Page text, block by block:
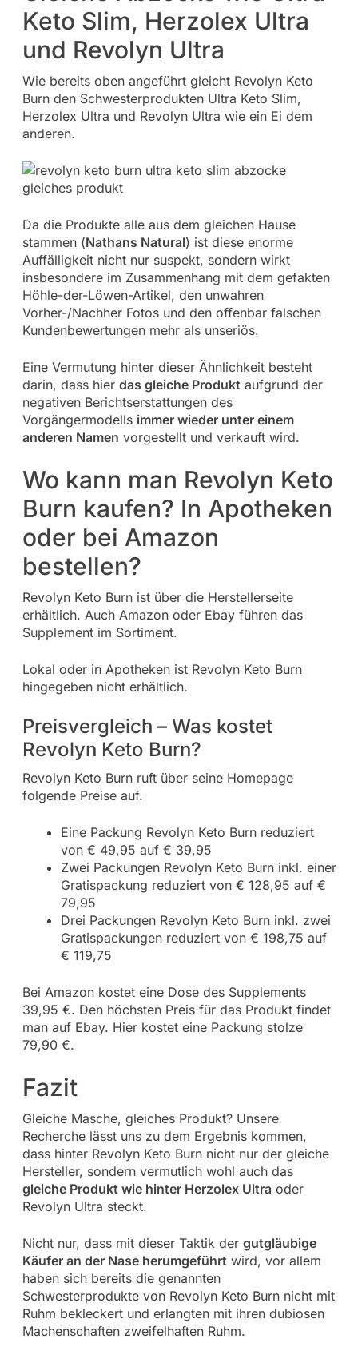
Keto Slim, Herzolex Ultra
und Revolyn Ultra
Wie bereits oben angeführt gleicht Revolyn Keto
Burn den Schwesterprodukten Ultra Keto Slim,
Herzolex Ultra und Revolyn Ultra wie ein Ei dem
anderen.
Da die Produkte alle aus dem gleichen Hause
stammen (Nathans Natural) ist diese enorme
Auffälligkeit nicht nur suspekt, sondern wirkt
insbesondere im Zusammenhang mit dem gefakten
Höhle-der-Löwen-Artikel, den unwahren
Vorher-/Nachher Fotos und den offenbar falschen
Kundenbewertungen mehr als unseriös.
Eine Vermutung hinter dieser Ähnlichkeit besteht
darin, dass hier das gleiche Produktaufgrund der
negativen Berichtserstattungen des
Vorgängermodells immer wieder unter einem
anderen Namen vorgestellt und verkauft wird.
Wo kann man Revolyn Keto
Burn kaufen? In Apotheken
oder bei Amazon
bestellen?
Revolyn Keto Burn ist über die Herstellerseite
erhältlich. Auch Amazon oder Ebay führen das
Supplement im Sortiment.
Lokal oder in Apotheken ist Revolyn Keto Burn
hingegeben nicht erhältlich.
Preisvergleich – Was kostet
Revolyn Keto Burn?
Revolyn Keto Burn ruft über seine Homepage
folgende Preise auf.
Eine Packung Revolyn Keto Burn reduziert
von € 49,95 auf € 39,95
Zwei Packungen Revolyn Keto Burn inkl. einer
Gratispackung reduziert von € 128,95 auf €
79,95
Drei Packungen Revolyn Keto Burn inkl. zwei
Gratispackungen reduziert von € 198,75 auf
€ 119,75
Bei Amazon kostet eine Dose des Supplements
39,95 €. Den höchsten Preis für das Produkt findet
man auf Ebay. Hier kostet eine Packung stolze
79,90 €.
Fazit
Gleiche Masche, gleiches Produkt? Unsere
Recherche lässt uns zu dem Ergebnis kommen,
dass hinter Revolyn Keto Burn nicht nur der gleiche
Hersteller, sondern vermutlich wohl auch das
gleiche Produkt wie hinter Herzolex Ultra oder
Revolyn Ultra steckt.
Nicht nur, dass mit dieser Taktik der gutgläubige
Käufer an der Nase herumgeführtwird, vor allem
haben sich bereits die genannten
Schwesterprodukte von Revolyn Keto Burn nicht mit
Ruhm bekleckert und erlangten mit ihren dubiosen
Machenschaften zweifelhaften Ruhm.